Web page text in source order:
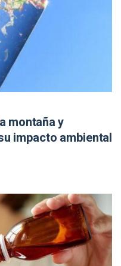
montaña y
impacto ambiental